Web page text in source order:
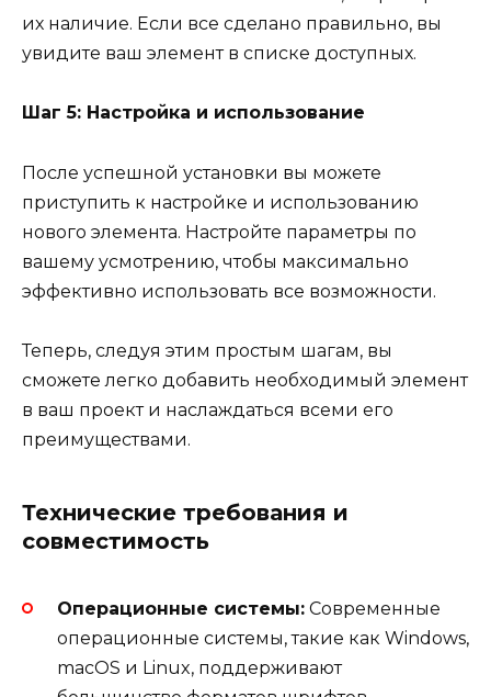
их наличие. Если все сделано правильно, вы
увидите ваш элемент в списке доступных.
Шаг 5: Настройка и использование
После успешной установки вы можете
приступить к настройке и использованию
нового элемента. Настройте параметры по
вашему усмотрению, чтобы максимально
эффективно использовать все возможности.
Теперь, следуя этим простым шагам, вы
сможете легко добавить необходимый элемент
в ваш проект и наслаждаться всеми его
преимуществами.
Технические требования и
совместимость
Операционные системы: Современные
операционные системы, такие как Windows,
macOS и Linux, поддерживают